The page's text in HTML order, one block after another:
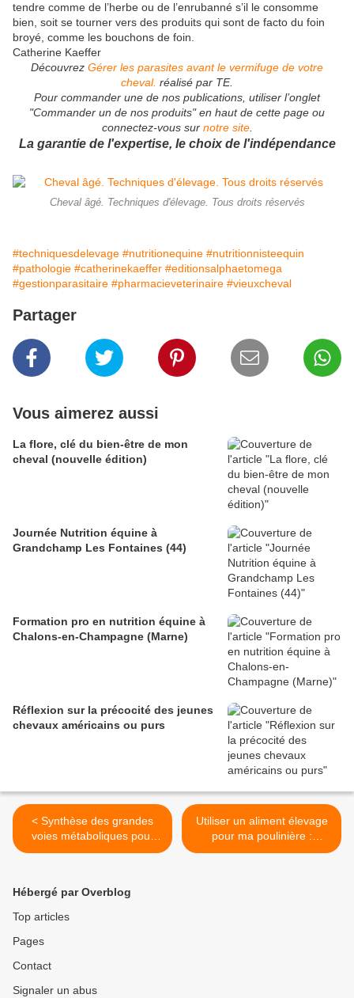
tendre comme de l’herbe ou de l’enrubanné s’il le consomme
bien, soit se tourner vers des produits qui sont de facto du foin
broyé, comme les bouchons de foin.
Catherine Kaeffer
Découvrez Gérer les parasites avant le vermifuge de votre
cheval. réalisé par TE.
Pour commander une de nos publications, utiliser l’onglet
"Commander un de nos produits" en haut de cette page ou
connectez-vous sur notre site.
La garantie de l'expertise, le choix de l'indépendance
Cheval âgé. Techniques d'élevage. Tous droits réservés
#techniquesdelevage #nutritionequine #nutritionnisteequin
#pathologie #catherinekaeffer #editionsalphaetomega
#gestionparasitaire #pharmacieveterinaire #vieuxcheval
Partager
Vous aimerez aussi
La flore, clé du bien-être de mon
cheval (nouvelle édition)
Journée Nutrition équine à
Grandchamp Les Fontaines (44)
Formation pro en nutrition équine à
Chalons-en-Champagne (Marne)
Réflexion sur la précocité des jeunes
chevaux américains ou purs
< Synthèse des grandes
voies métaboliques pour
étudiants et professionnels
Utiliser un aliment élevage
pour ma poulinière :
suffisant ou pas ? >
Hébergé par Overblog
Top articles
Pages
Contact
Signaler un abus